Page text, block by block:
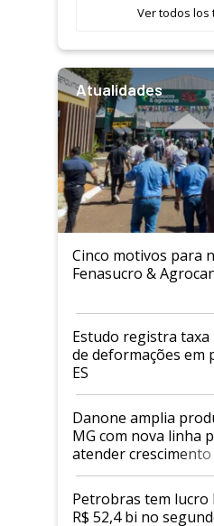
Ver todos los
Atualidades
Cinco motivos para
Fenasucro &
Estudo registra taxa
de deformações em
ES
Danone amplia
MG com nova linha
atender crescimento
mercado de
proteicos
Petrobras tem lucro
R$ 52,4 bi no